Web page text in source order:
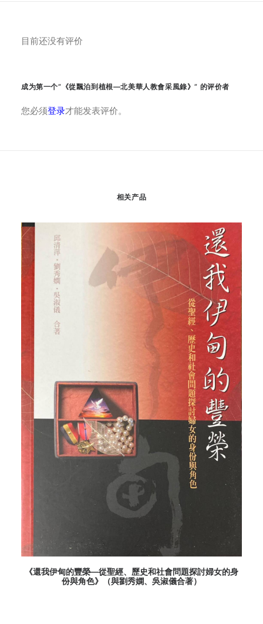
目前还没有评价
成为第一个“《從飄泊到植根—北美華人教會采風錄》” 的评价者
您必须登录才能发表评价。
相关产品
阅读更多
《還我伊甸的豐榮—從聖經、歷史和社會問題探討婦女的身
份與角色》（與劉秀嫻、吳淑儀合著）